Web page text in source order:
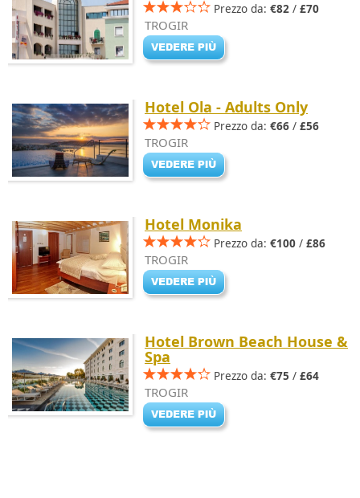
Prezzo da: €82 / £70
TROGIR
Hotel Ola - Adults Only
Prezzo da: €66 / £56
TROGIR
Hotel Monika
Prezzo da: €100 / £86
TROGIR
Hotel Brown Beach House &
Spa
Prezzo da: €75 / £64
TROGIR